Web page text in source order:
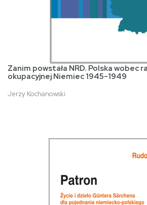
Zanim powstała NRD. Polska wobec
okupacyjnej Niemiec 1945-1949
Jerzy Kochanowski